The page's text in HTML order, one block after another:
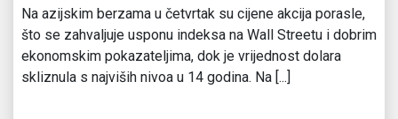
Na azijskim berzama u četvrtak su cijene akcija porasle,
što se zahvaljuje usponu indeksa na Wall Streetu i dobrim
ekonomskim pokazateljima, dok je vrijednost dolara
skliznula s najviših nivoa u 14 godina. Na [...]